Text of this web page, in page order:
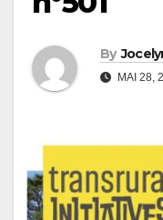
By
MAI 28,